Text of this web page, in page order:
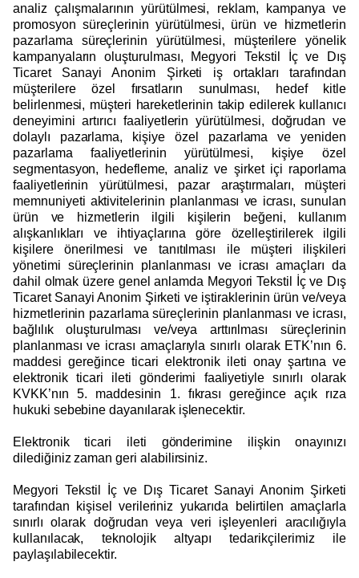
analiz çalışmalarının yürütülmesi, reklam, kampanya ve
promosyon süreçlerinin yürütülmesi, ürün ve hizmetlerin
pazarlama süreçlerinin yürütülmesi, müşterilere yönelik
kampanyaların oluşturulması, Megyori Tekstil İç ve Dış
Ticaret Sanayi Anonim Şirketi iş ortakları tarafından
müşterilere özel fırsatların sunulması, hedef kitle
belirlenmesi, müşteri hareketlerinin takip edilerek kullanıcı
deneyimini artırıcı faaliyetlerin yürütülmesi, doğrudan ve
dolaylı pazarlama, kişiye özel pazarlama ve yeniden
pazarlama faaliyetlerinin yürütülmesi, kişiye özel
segmentasyon, hedefleme, analiz ve şirket içi raporlama
faaliyetlerinin yürütülmesi, pazar araştırmaları, müşteri
memnuniyeti aktivitelerinin planlanması ve icrası, sunulan
ürün ve hizmetlerin ilgili kişilerin beğeni, kullanım
alışkanlıkları ve ihtiyaçlarına göre özelleştirilerek ilgili
kişilere önerilmesi ve tanıtılması ile müşteri ilişkileri
yönetimi süreçlerinin planlanması ve icrası amaçları da
dahil olmak üzere genel anlamda Megyori Tekstil İç ve Dış
Ticaret Sanayi Anonim Şirketi ve iştiraklerinin ürün ve/veya
hizmetlerinin pazarlama süreçlerinin planlanması ve icrası,
bağlılık oluşturulması ve/veya arttırılması süreçlerinin
planlanması ve icrası amaçlarıyla sınırlı olarak ETK’nın 6.
maddesi gereğince ticari elektronik ileti onay şartına ve
elektronik ticari ileti gönderimi faaliyetiyle sınırlı olarak
KVKK’nın 5. maddesinin 1. fıkrası gereğince açık rıza
hukuki sebebine dayanılarak işlenecektir.
Elektronik ticari ileti gönderimine ilişkin onayınızı
dilediğiniz zaman geri alabilirsiniz.
Megyori Tekstil İç ve Dış Ticaret Sanayi Anonim Şirketi
tarafından kişisel verileriniz yukarıda belirtilen amaçlarla
sınırlı olarak doğrudan veya veri işleyenleri aracılığıyla
kullanılacak, teknolojik altyapı tedarikçilerimiz ile
paylaşılabilecektir.